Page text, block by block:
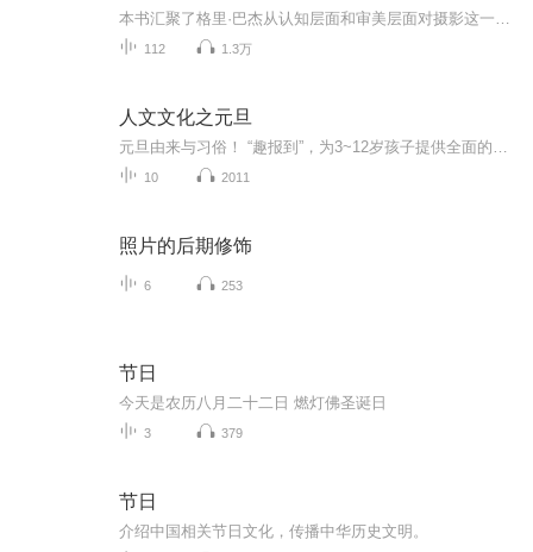
112 1.3万
人文文化之元旦
10 2011
照片的后期修饰
6 253
节日
今天是农历八月二十二日 燃灯佛圣诞日
3 379
节日
介绍中国相关节日文化，传播中华历史文明。